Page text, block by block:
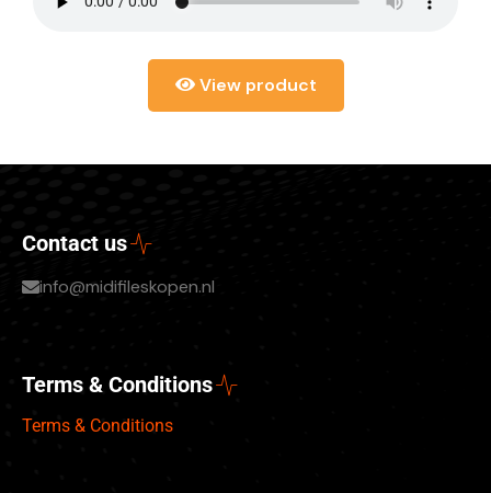
View product
Contact us
info@midifileskopen.nl
Terms & Conditions
Terms & Conditions